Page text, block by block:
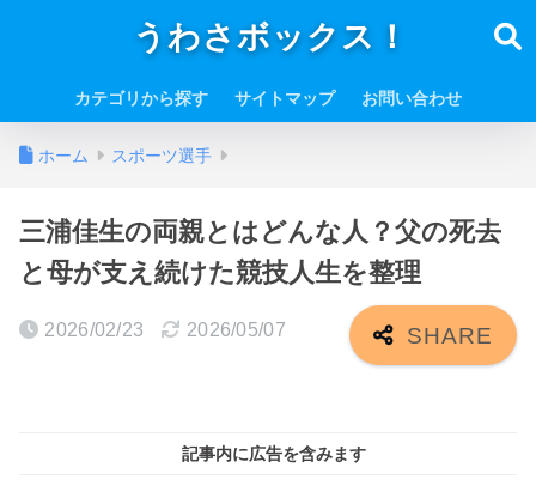
うわさボックス！
カテゴリから探す サイトマップ お問い合わせ
ホーム スポーツ選手
三浦佳生の両親とはどんな人？父の死去
と母が支え続けた競技人生を整理
2026/02/23 2026/05/07
記事内に広告を含みます